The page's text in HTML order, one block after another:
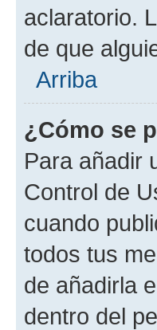
aclaratorio.
de que
Arriba
¿Cómo se
Para añadir
Control de
cuando
todos tus
de añadirla
dentro del